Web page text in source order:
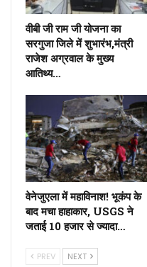
वीबी जी राम जी योजना का
सरगुजा जिले में शुभारंभ,मंत्री
राजेश अग्रवाल के मुख्य
आतिथ्य…
वेनेजुएला में महाविनाश! भूकंप के
बाद मचा हाहाकार, USGS ने
जताई 10 हजार से ज्यादा…
PREV NEXT